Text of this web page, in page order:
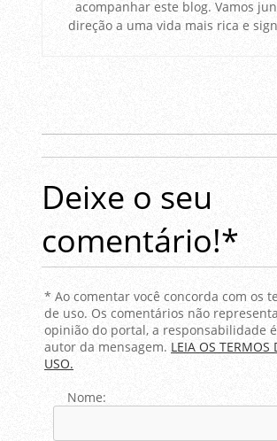
acompanhar este blog. Vamos
direção a uma vida mais rica e
Deixe o seu
comentário!*
* Ao comentar você concorda com os
de uso. Os comentários não
opinião do portal, a responsabilidade
autor da mensagem. LEIA OS TERMOS
USO.
Nome: